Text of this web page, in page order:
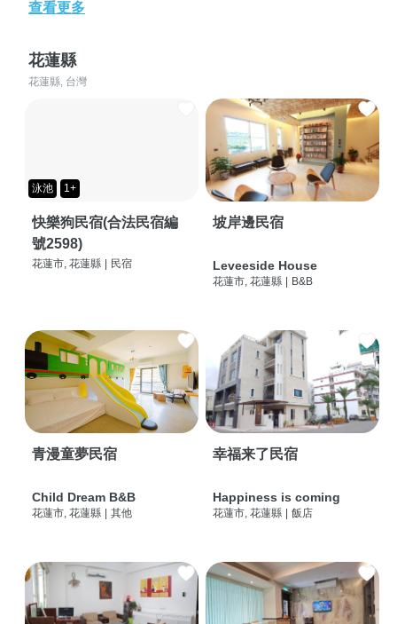
查看更多
花蓮縣
花蓮縣, 台灣
泳池 1+
快樂狗民宿(合法民宿編
號2598)
花蓮市, 花蓮縣 民宿
坡岸邊民宿
Leveeside House
花蓮市, 花蓮縣 B&B
青漫童夢民宿
Child Dream B&B
花蓮市, 花蓮縣 其他
幸福来了民宿
Happiness is coming
花蓮市, 花蓮縣 飯店